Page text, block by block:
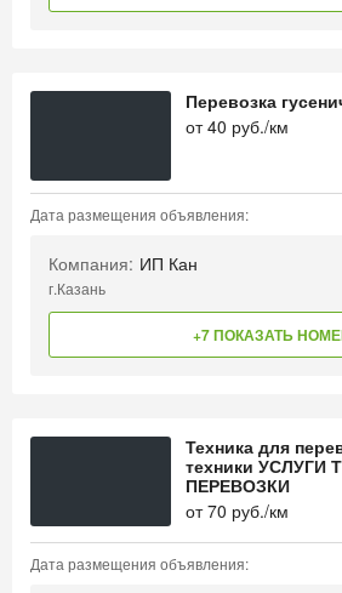
Перевозка
от40 руб./км
Дата размещения объявления:
Компания: ИП Кан
г.Казань
+7 ПОКАЗАТЬ
Техника для
техники УСЛУГИ
ПЕРЕВОЗКИ
от70 руб./км
Дата размещения объявления: